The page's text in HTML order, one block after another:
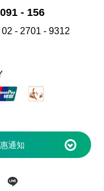
02 - 2701 - 9312